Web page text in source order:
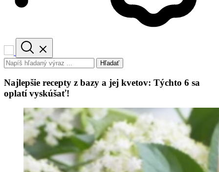
Hľadať
Najlepšie recepty z bazy a jej kvetov: Týchto 6 sa
oplatí vyskúšať!